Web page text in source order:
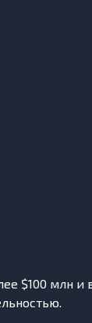
$100 млн